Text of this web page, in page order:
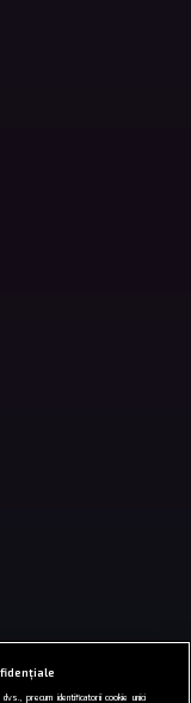
precum identificatorii cookie unici